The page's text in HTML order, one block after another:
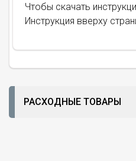
Чтобы скачать
Инструкция вверху
РАСХОДНЫЕ ТОВАРЫ